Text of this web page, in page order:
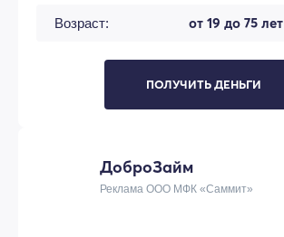
Возраст: от 19 до 75 лет
ПОЛУЧИТЬ ДЕНЬГИ
ДоброЗайм
Реклама ООО МФК «Саммит»